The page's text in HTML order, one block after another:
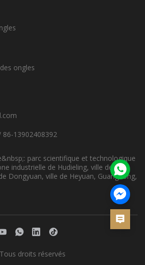
ongles
86-13902408392
parc scientifique et technologique
industrielle de Hudieling, ville de
Dongyuan, ville de Heyuan, Guangdong,
droits réservés